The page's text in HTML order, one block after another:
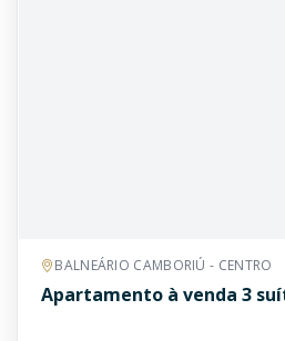
BALNEÁRIO CAMBORIÚ - CENTRO
Apartamento à venda 3